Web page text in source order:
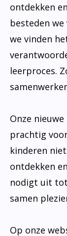
ontdekken
besteden we
we vinden
leerproces.
Onze
prachtig
kinderen
ontdekken
nodigt uit
samen
Op onze